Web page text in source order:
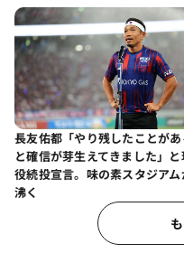
長友佑都「やり残したことがあ
と確信が芽生えてきました」と
役続投宣言。味の素スタジアム
沸く